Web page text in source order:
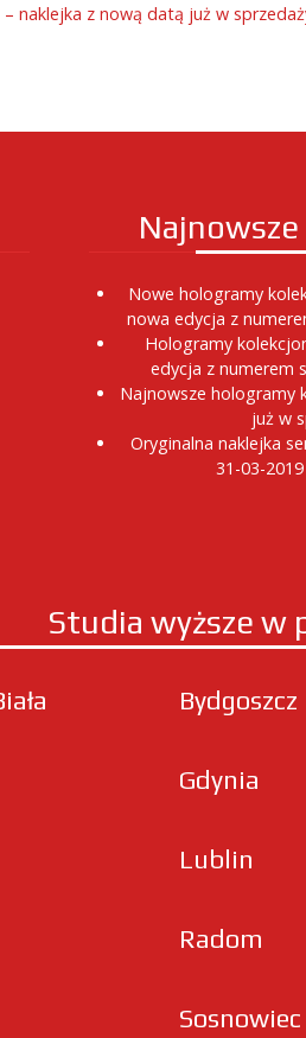
naklejka z nową datą już w
Nowe hologramy
nowa edycja z
Hologramy
edycja z numerem
Najnowsze hologramy
już w
Oryginalna naklejka
31-03-
Studia wyższe w
Bydgoszcz
Gdynia
Lublin
Radom
Sosnowiec